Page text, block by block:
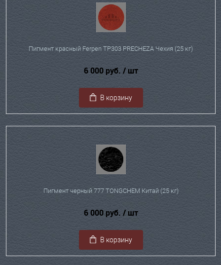
Пигмент красный Ferpen TP303 PRECHEZA Чехия (25 кг)
6 000 руб. / шт
В корзину
Пигмент черный 777 TONGCHEM Китай (25 кг)
6 000 руб. / шт
В корзину